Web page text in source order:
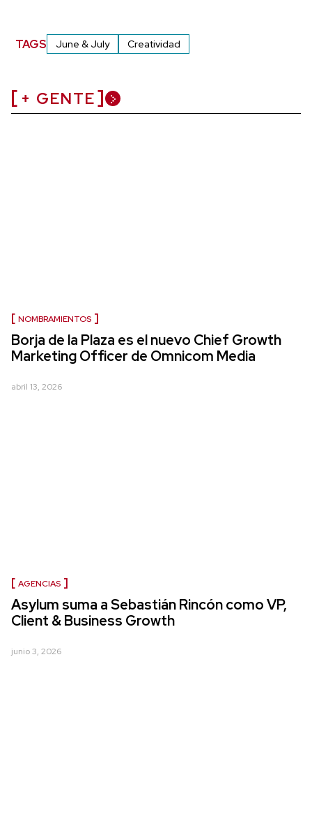
TAGS June & July Creatividad
+ GENTE
NOMBRAMIENTOS
Borja de la Plaza es el nuevo Chief Growth
Marketing Officer de Omnicom Media
abril 13, 2026
AGENCIAS
Asylum suma a Sebastián Rincón como VP,
Client & Business Growth
junio 3, 2026